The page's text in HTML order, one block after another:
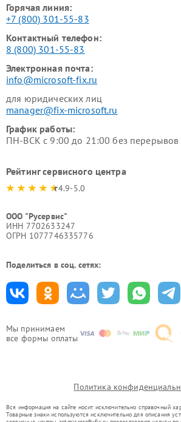
Мы принимаем
все формы оплаты
Горячая линия:
+7 (800) 301-55-83
Контактный телефон:
8 (800) 301-55-83
Электронная почта:
info@microsoft-fix.ru
для юридических лиц
manager@fix-microsoft.ru
График работы:
ПН-ВСК с 9:00 до 21:00 без
Рейтинг сервисного центра
4.9-5.0
ООО "Русервис"
ИНН 7702633247
ОГРН 1077746335776
Поделиться в соц. сетях:
Политика
Вся информация на сайте носит исключительно справочный
Товарные знаки используются исключительно для описания